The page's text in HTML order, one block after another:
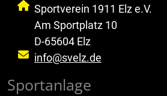
Sportverein 1911 Elz e.V.
Am Sportplatz 10
D-65604 Elz
info@svelz.de
Sportanlage